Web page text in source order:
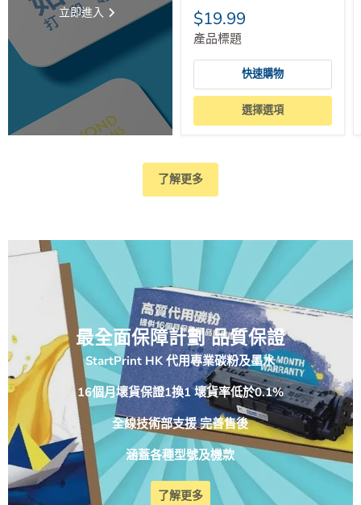
立即進入 $19.99
產品標題
快速購物
選擇選項
了解更多
最全面保障計劃 品質保證
StartPrint HK 代用專業碳粉及墨水
16個月壞貨保證1換1 壞貨率低於0.1%
全線技術部支援 完善售後
涵蓋各種型號及機款
了解更多